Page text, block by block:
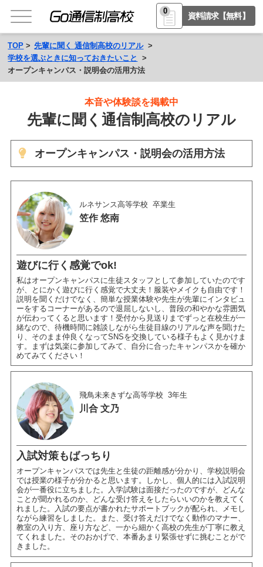
0
資料請求【無料】
TOP
先輩に聞く 通信制高校のリアル
学校を選ぶときに知っておきたいこと
オープンキャンパス・説明会の活用方法
本音や体験談を掲載中
先輩に聞く通信制高校のリアル
オープンキャンパス・説明会の活用方法
ルネサンス高等学校 卒業生
笠作 悠南
遊びに行く感覚でok!
私はオープンキャンパスに生徒スタッフとして参加していたのです
が、とにかく遊びに行く感覚で大丈夫！服装やメイクも自由です！
説明を聞くだけでなく、簡単な授業体験や先生が先輩にインタビュ
ーをするコーナーがあるので退屈しないし、普段の和やかな雰囲気
が伝わってくると思います！受付から見送りまでずっと在校生が一
緒なので、待機時間に雑談しながら生徒目線のリアルな声を聞けた
り、そのまま仲良くなってSNSを交換している様子もよく見かけま
す。まずは気楽に参加してみて、自分に合ったキャンパスかを確か
めてみてください！
飛鳥未来きずな高等学校 3年生
川合 文乃
入試対策もばっちり
オープンキャンパスでは先生と生徒の距離感が分かり、学校説明会
では授業の様子が分かると思います。しかし、個人的には入試説明
会が一番役に立ちました。入学試験は面接だったのですが、どんな
ことが聞かれるのか、どんな受け答えをしたらいいのかを教えてく
れました。入試の要点が書かれたサポートブックが配られ、メモし
ながら練習をしました。また、受け答えだけでなく動作のマナー、
教室の入り方、座り方など、一から細かく高校の先生が丁寧に教え
てくれました。そのおかげで、本番あまり緊張せずに挑むことがで
きました。